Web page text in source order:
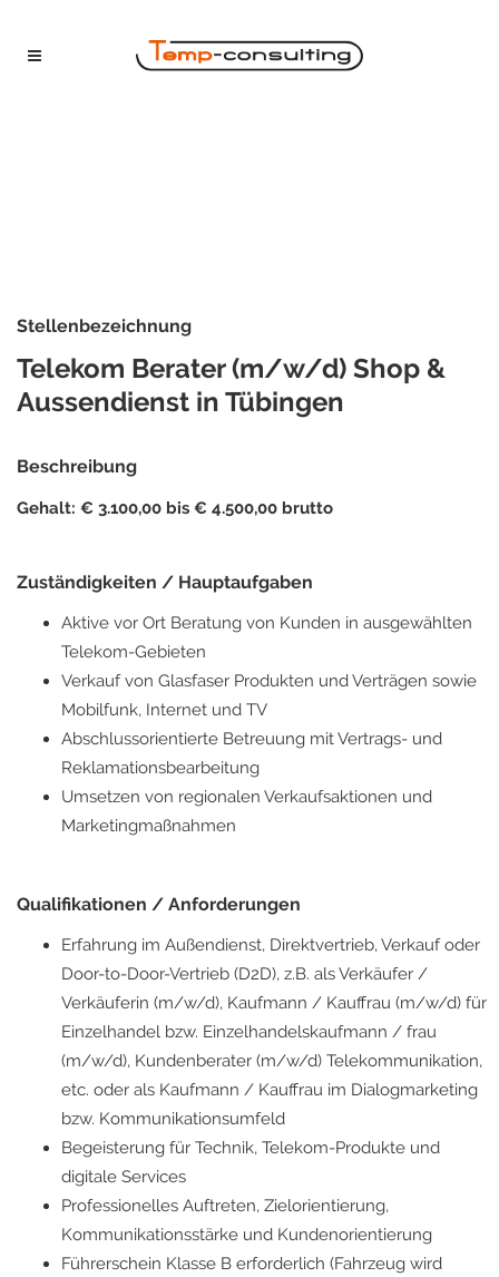
Stellenbezeichnung
Telekom Berater (m/w/d) Shop &
Aussendienst in Tübingen
Beschreibung
Gehalt: € 3.100,00 bis € 4.500,00 brutto
Zuständigkeiten / Hauptaufgaben
Aktive vor Ort Beratung von Kunden in ausgewählten
Telekom-Gebieten
Verkauf von Glasfaser Produkten und Verträgen sowie
Mobilfunk, Internet und TV
Abschlussorientierte Betreuung mit Vertrags- und
Reklamationsbearbeitung
Umsetzen von regionalen Verkaufsaktionen und
Marketingmaßnahmen
Qualifikationen / Anforderungen
Erfahrung im Außendienst, Direktvertrieb, Verkauf oder
Door-to-Door-Vertrieb (D2D), z.B. als Verkäufer /
Verkäuferin (m/w/d), Kaufmann / Kauffrau (m/w/d) für
Einzelhandel bzw. Einzelhandelskaufmann / frau
(m/w/d), Kundenberater (m/w/d) Telekommunikation,
etc. oder als Kaufmann / Kauffrau im Dialogmarketing
bzw. Kommunikationsumfeld
Begeisterung für Technik, Telekom-Produkte und
digitale Services
Professionelles Auftreten, Zielorientierung,
Kommunikationsstärke und Kundenorientierung
Führerschein Klasse B erforderlich (Fahrzeug wird